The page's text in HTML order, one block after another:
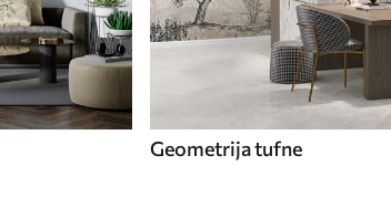
Geometrija tufne